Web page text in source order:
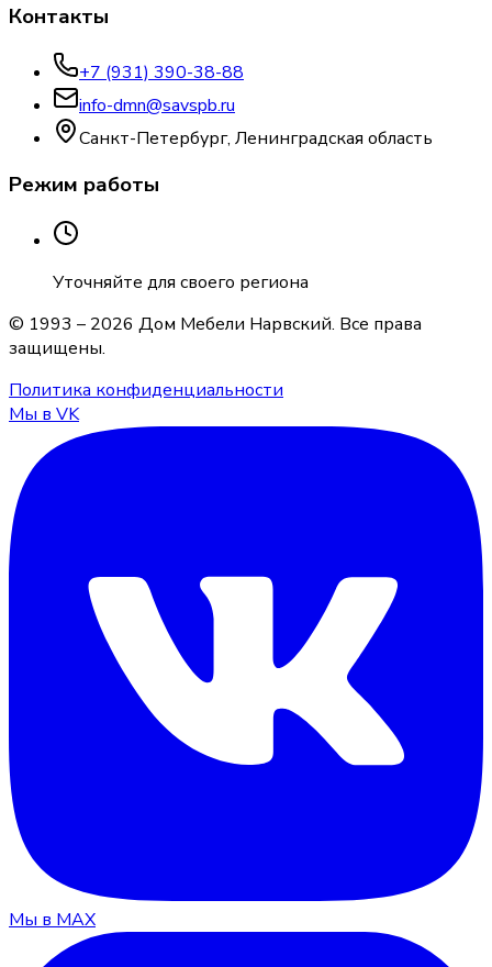
Контакты
+7 (931) 390-38-88
info-dmn@savspb.ru
Санкт-Петербург, Ленинградская область
Режим работы
Уточняйте для своего региона
© 1993 – 2026 Дом Мебели Нарвский. Все права
защищены.
Политика конфиденциальности
Мы в VK
Мы в MAX